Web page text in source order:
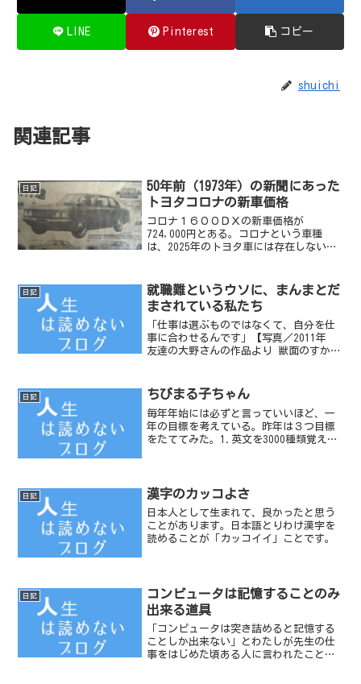
LINE Pinterest コピー
shuichi
関連記事
日記
50年前（1973年）の新聞にあった
トヨタコロナの新車価格
コロナ１６００ＤＸの新車価格が
724,000円とある。コロナという車種
は、2025年のトヨタ車には存在しない。
は、カローラのワンクラス上の車種とい
う位置づけだったが）
日記
就職難というウソに、まんまとだ
まされている私たち
「仕事は選ぶものではなくて、自分を仕
事に合わせるんです」【写真／2011年
友達の大野さんの作品より 獣面のすかし
たりしている人が増えました。でも、そ
こで得ることができ...
日記 ちびまる子ちゃん
毎年年始には必ずと言っていいほど、一
年の目標を考えている。昨年は３つ目標
をたててみた。1.英文を3000種類覚える
で、100％達...
日記 漢字のカッコよさ
日本人として生まれて、良かったと思う
ことがあります。日本語とりわけ漢字を
読めることが「カッコイイ」ことです。
日記
コンピュータは記憶することのみ
出来る道具
「コンピュータは突き詰めると記憶する
ことしか出来ない」とわたしが先生の仕
事をはじめた頃ある人に言われたことが